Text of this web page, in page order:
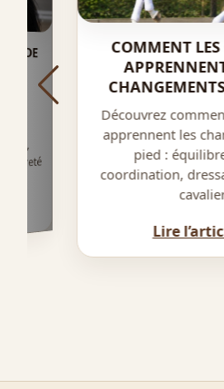
DE
SI
rareté
COMMENT
Découvrez
apprennent les
pied :
coordination,
Lire